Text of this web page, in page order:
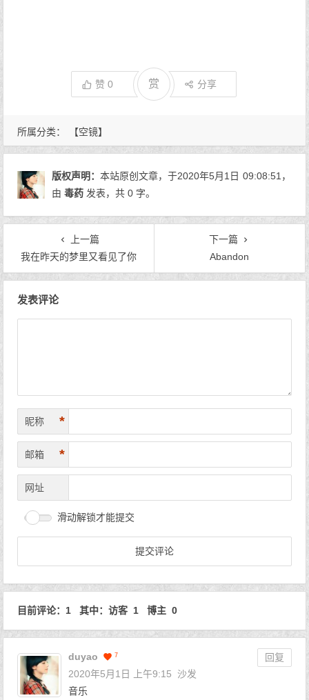
所属分类： 【空镜】
赞 0 赏 分享
版权声明：本站原创文章，于2020年5月1日 09:08:51 ，
由毒药 发表，共 0 字。
上一篇
我在昨天的梦里又看见了你
下一篇
Abandon
发表评论
昵称 *
邮箱 *
网址
滑动解锁才能提交
目前评论：1 其中：访客 1 博主 0
duyao 7
回复
2020年5月1日 上午9:15
沙发
音乐